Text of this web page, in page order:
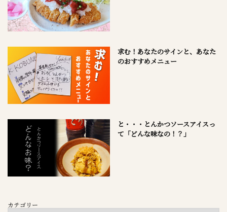
求む！あなたのサインと、あなた
のおすすめメニュー
と・・・とんかつソースアイスっ
て「どんな味なの！？」
カテゴリー